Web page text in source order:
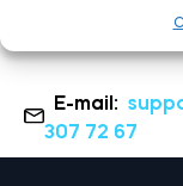
E-mail:
307 72 67